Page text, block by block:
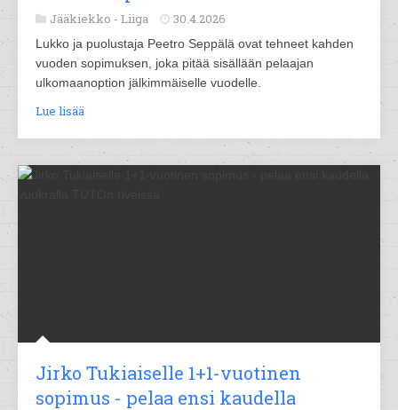
Jääkiekko - Liiga 30.4.2026
Lukko ja puolustaja Peetro Seppälä ovat tehneet kahden
vuoden sopimuksen, joka pitää sisällään pelaajan
ulkomaanoption jälkimmäiselle vuodelle.
Lue lisää
Jirko Tukiaiselle 1+1-vuotinen
sopimus - pelaa ensi kaudella